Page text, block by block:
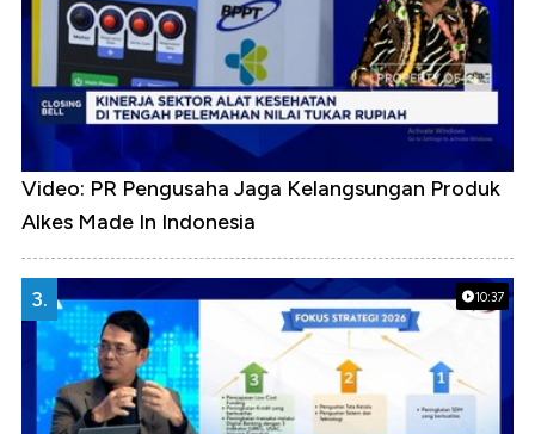
Video: PR Pengusaha Jaga Kelangsungan Produk
Alkes Made In Indonesia
10:37
3.